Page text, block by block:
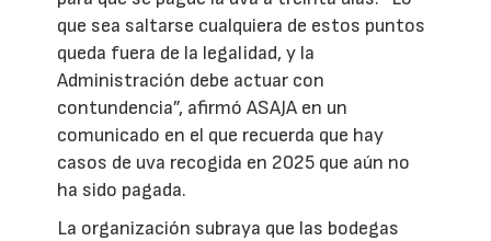
que sea saltarse cualquiera de estos puntos
queda fuera de la legalidad, y la
Administración debe actuar con
contundencia”, afirmó ASAJA en un
comunicado en el que recuerda que hay
casos de uva recogida en 2025 que aún no
ha sido pagada.
La organización subraya que las bodegas